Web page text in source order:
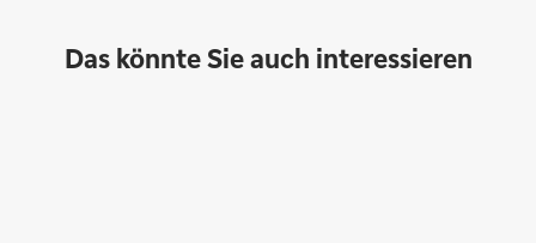
Das könnte Sie auch interessieren